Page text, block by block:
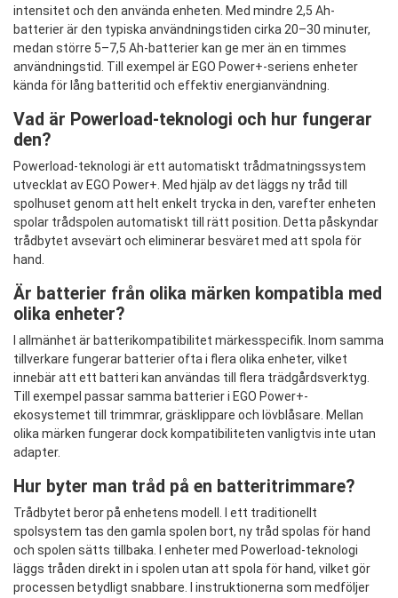
intensitet och den använda enheten. Med mindre 2,5 Ah-
batterier är den typiska användningstiden cirka 20–30 minuter,
medan större 5–7,5 Ah-batterier kan ge mer än en timmes
användningstid. Till exempel är EGO Power+-seriens enheter
kända för lång batteritid och effektiv energianvändning.
Vad är Powerload-teknologi och hur fungerar
den?
Powerload-teknologi är ett automatiskt trådmatningssystem
utvecklat av EGO Power+. Med hjälp av det läggs ny tråd till
spolhuset genom att helt enkelt trycka in den, varefter enheten
spolar trådspolen automatiskt till rätt position. Detta påskyndar
trådbytet avsevärt och eliminerar besväret med att spola för
hand.
Är batterier från olika märken kompatibla med
olika enheter?
I allmänhet är batterikompatibilitet märkesspecifik. Inom samma
tillverkare fungerar batterier ofta i flera olika enheter, vilket
innebär att ett batteri kan användas till flera trädgårdsverktyg.
Till exempel passar samma batterier i EGO Power+-
ekosystemet till trimmrar, gräsklippare och lövblåsare. Mellan
olika märken fungerar dock kompatibiliteten vanligtvis inte utan
adapter.
Hur byter man tråd på en batteritrimmare?
Trådbytet beror på enhetens modell. I ett traditionellt
spolsystem tas den gamla spolen bort, ny tråd spolas för hand
och spolen sätts tillbaka. I enheter med Powerload-teknologi
läggs tråden direkt in i spolen utan att spola för hand, vilket gör
processen betydligt snabbare. I instruktionerna som medföljer